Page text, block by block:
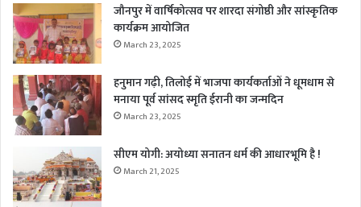
जौनपुर में वार्षिकोत्सव पर शारदा संगोष्ठी और सांस्कृतिक
कार्यक्रम आयोजित
March 23, 2025
हनुमान गढ़ी, तिलोई में भाजपा कार्यकर्ताओं ने धूमधाम से
मनाया पूर्व सांसद स्मृति ईरानी का जन्मदिन
March 23, 2025
सीएम योगी: अयोध्या सनातन धर्म की आधारभूमि है !
March 21, 2025